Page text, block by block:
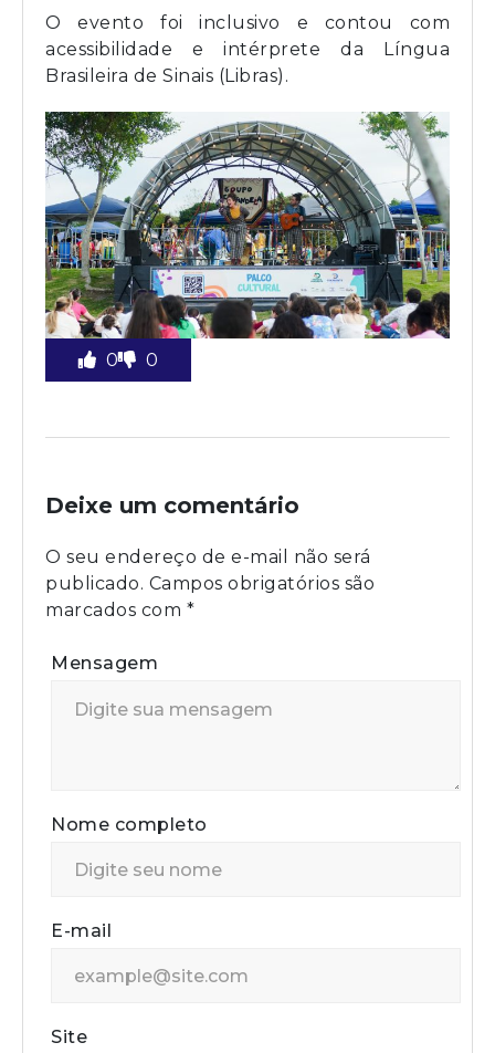
O evento foi inclusivo e contou com
acessibilidade e intérprete da Língua
Brasileira de Sinais (Libras).
0 0
Deixe um comentário
O seu endereço de e-mail não será
publicado. Campos obrigatórios são
marcados com *
Mensagem
Nome completo
E-mail
Site